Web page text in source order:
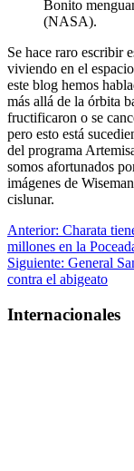
Bonito
(NASA).
Se hace raro escribir
viviendo en el
este blog hemos
más allá de la órbita
fructificaron o se
pero esto está
del programa
somos afortunados
imágenes de
cislunar.
Navegación
de
entradas
Anterior: Charata
millones en la
Siguiente: General
contra el abigeato
Internacionales